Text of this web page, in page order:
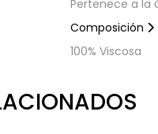
Pertenece a la
Composición
100% Viscosa